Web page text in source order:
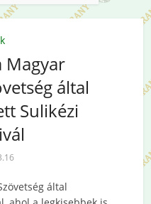
Magyar
által
Sulikézi
által